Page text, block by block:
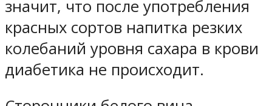
значит, что после употребления
красных сортов напитка резких
колебаний уровня сахара в крови
диабетика не происходит.